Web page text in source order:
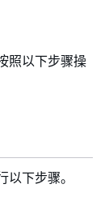
照以下步骤操
下步骤。